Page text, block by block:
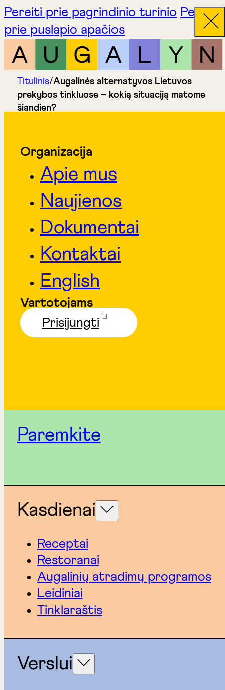
Pereiti prie pagrindinio turinio Pereiti
prie puslapio apačios
Titulinis/Augalinės alternatyvos Lietuvos
prekybos tinkluose – kokią situaciją matome
šiandien?
Organizacija
Apie mus
Naujienos
Dokumentai
Kontaktai
English
Vartotojams
Prisijungti
Paremkite
Kasdienai
Receptai
Restoranai
Augalinių atradimų programos
Leidiniai
Tinklaraštis
Verslui